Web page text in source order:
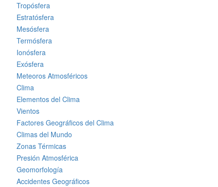
Tropósfera
Estratósfera
Mesósfera
Termósfera
Ionósfera
Exósfera
Meteoros Atmosféricos
Clima
Elementos del Clima
Vientos
Factores Geográficos del Clima
Climas del Mundo
Zonas Térmicas
Presión Atmosférica
Geomorfología
Accidentes Geográficos